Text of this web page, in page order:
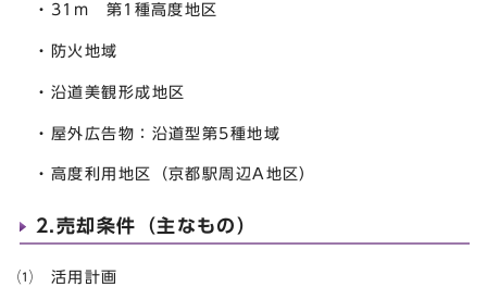
・31m 第1種高度地区
・防火地域
・沿道美観形成地区
・屋外広告物：沿道型第5種地域
・高度利用地区（京都駅周辺A地区）
2.売却条件（主なもの）
⑴ 活用計画